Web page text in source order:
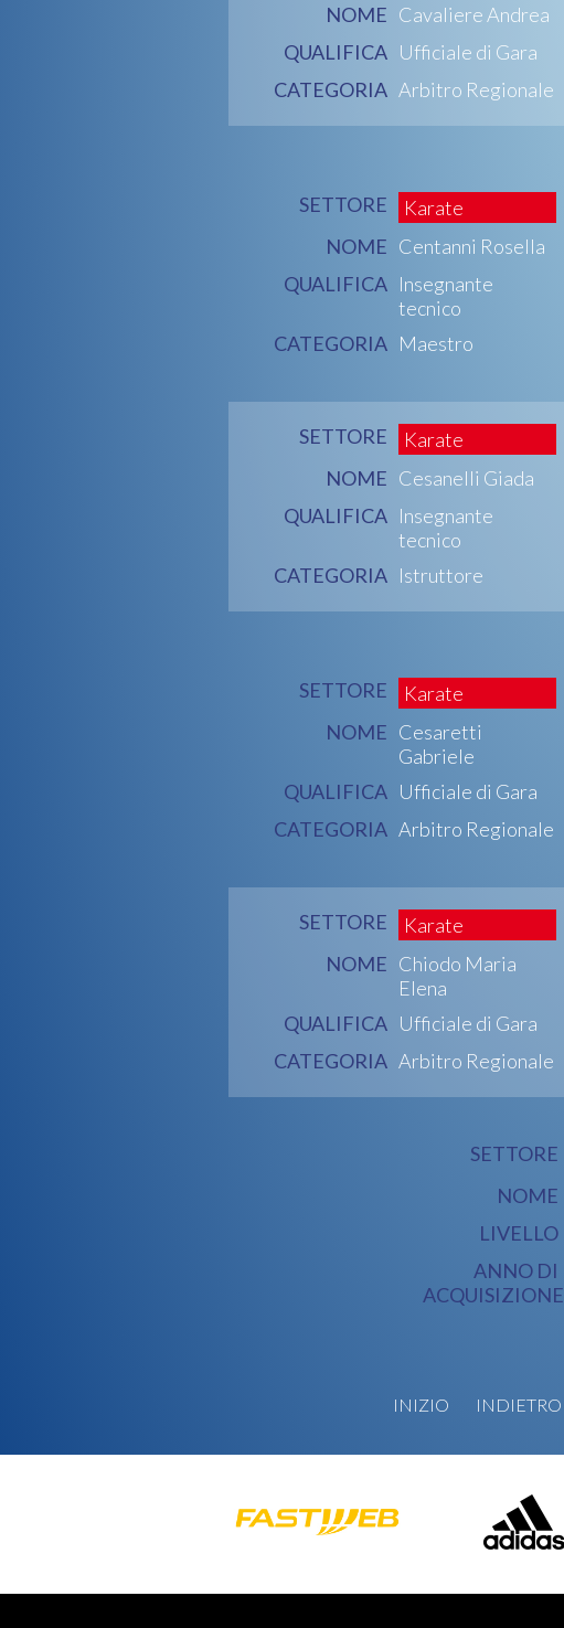
NOME Cavaliere Andrea
QUALIFICA Ufficiale di Gara
CATEGORIA Arbitro Regionale
SETTORE
Karate
NOME Centanni Rosella
QUALIFICA Insegnante
tecnico
CATEGORIA Maestro
SETTORE
Karate
NOME Cesanelli Giada
QUALIFICA Insegnante
tecnico
CATEGORIA Istruttore
SETTORE
Karate
NOME Cesaretti
Gabriele
QUALIFICA Ufficiale di Gara
CATEGORIA Arbitro Regionale
SETTORE
Karate
NOME Chiodo Maria
Elena
QUALIFICA Ufficiale di Gara
CATEGORIA Arbitro Regionale
SETTORE
NOME
LIVELLO
ANNO DI
ACQUISIZIONE
INIZIO INDIETRO